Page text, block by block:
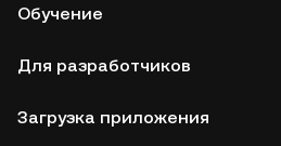
Обучение
Для разработчиков
Загрузка приложения